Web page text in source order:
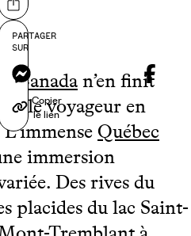
Partager sur
PARTAGER
SUR
Messenger
Copier
le lien
Canada n’en finit
le voyageur en
Québec
immersion
Des rives du
placides du lac Saint-